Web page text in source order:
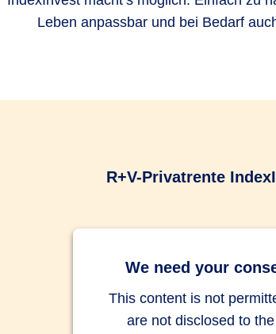
Leben anpassbar und bei Bedarf
R+V-Privatrente
We need your
This content is not
are not disclosed to